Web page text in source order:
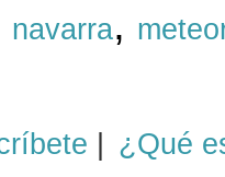
navarra,
¿Qué